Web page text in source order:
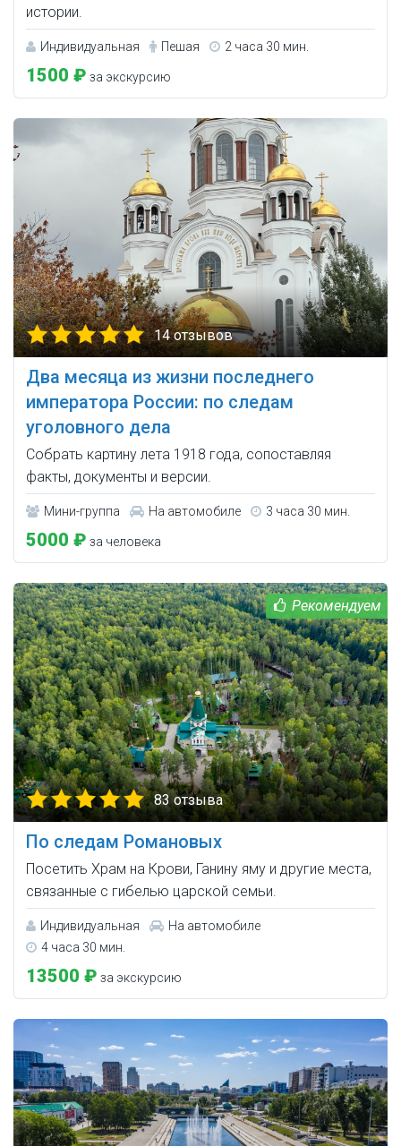
истории.
Индивидуальная Пешая 2 часа 30 мин.
1500 ₽ за экскурсию
14 отзывов
Два месяца из жизни последнего
императора России: по следам
уголовного дела
Собрать картину лета 1918 года, сопоставляя
факты, документы и версии.
Мини-группа На автомобиле 3 часа 30 мин.
5000 ₽ за человека
83 отзыва
По следам Романовых
Посетить Храм на Крови, Ганину яму и другие места,
связанные с гибелью царской семьи.
Индивидуальная
На автомобиле
4 часа 30 мин.
13500 ₽ за экскурсию